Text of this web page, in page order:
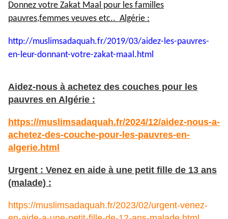
Donnez votre Zakat Maal pour les familles
pauvres,femmes veuves etc.. Algérie :
http://muslimsadaquah.fr/2019/03/aidez-les-pauvres-
en-leur-donnant-votre-zakat-maal.html
Aidez-nous à achetez des couches pour les
pauvres en Algérie :
https://muslimsadaquah.fr/2024/12/aidez-nous-a-
achetez-des-couche-pour-les-pauvres-en-
algerie.html
Urgent : Venez en aide à une petit fille de 13 ans
(malade) :
https://muslimsadaquah.fr/2023/02/urgent-venez-